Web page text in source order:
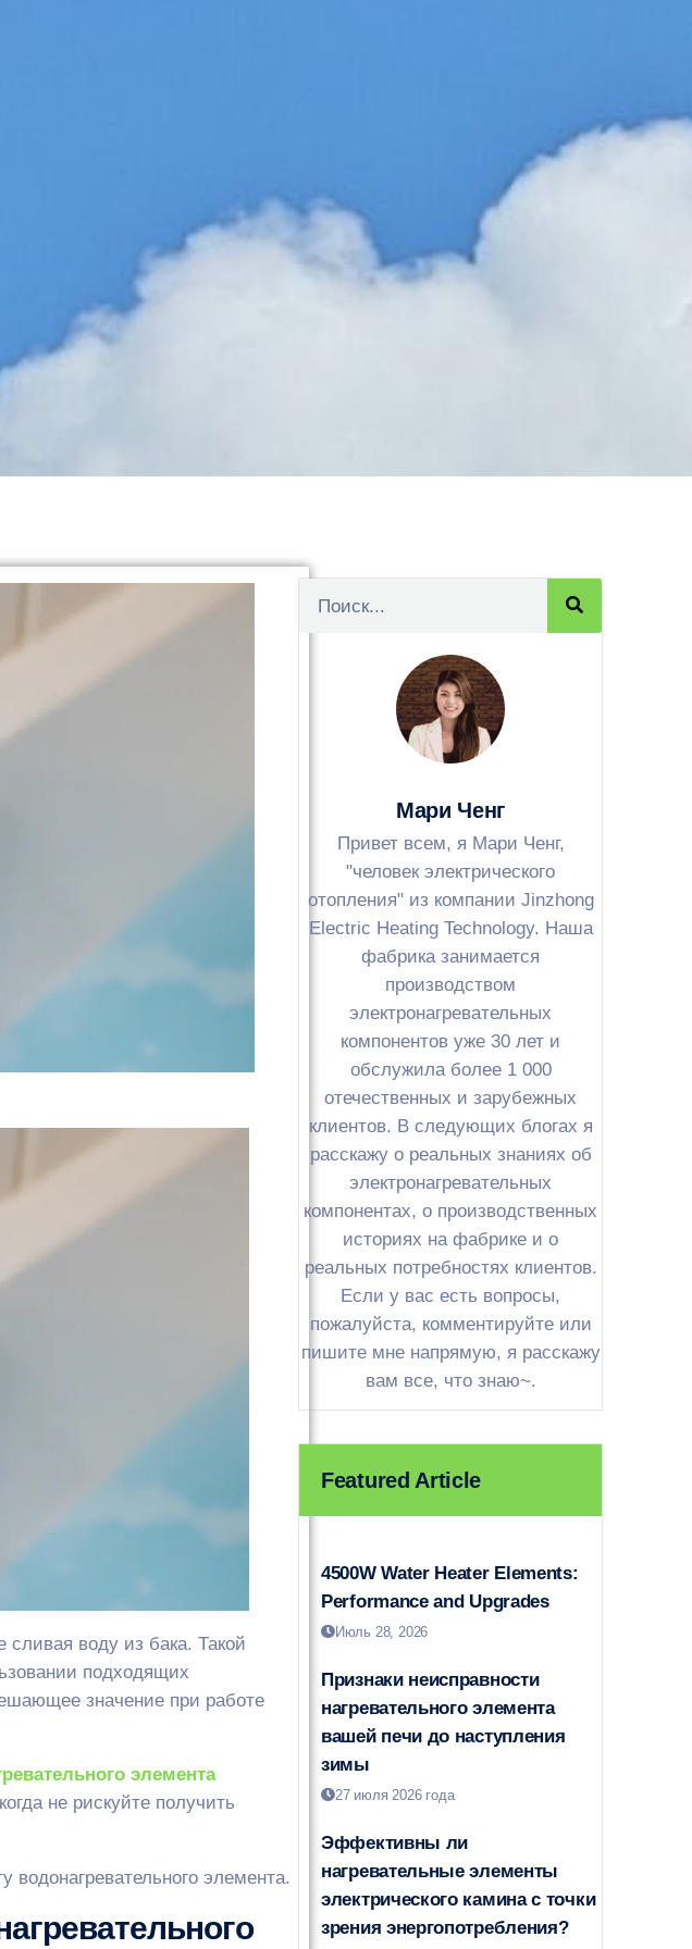
сливая воду из бака. Такой
подходящих
значение при работе
элемента
не рискуйте получить
элемента.
Мари Ченг
Привет всем, я Мари Ченг,
"человек электрического
отопления" из компании Jinzhong
Electric Heating Technology. Наша
фабрика занимается
производством
электронагревательных
компонентов уже 30 лет и
обслужила более 1 000
отечественных и зарубежных
клиентов. В следующих блогах я
расскажу о реальных знаниях об
электронагревательных
компонентах, о производственных
историях на фабрике и о
реальных потребностях клиентов.
Если у вас есть вопросы,
пожалуйста, комментируйте или
пишите мне напрямую, я расскажу
вам все, что знаю~.
Featured Article
4500W Water Heater Elements:
Performance and Upgrades
Июль 28, 2026
Признаки неисправности
нагревательного элемента
вашей печи до наступления
зимы
27 июля 2026 года
Эффективны ли
нагревательные элементы
электрического камина с точки
зрения энергопотребления?